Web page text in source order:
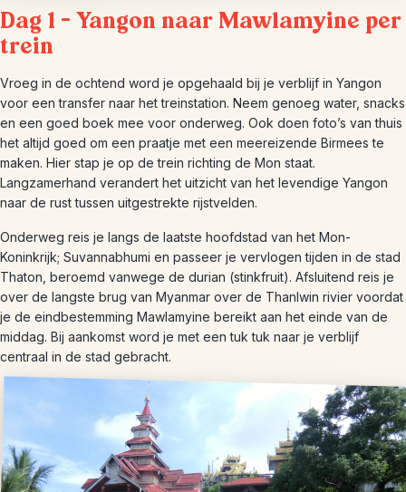
Dag 1 – Yangon naar Mawlamyine per
trein
Vroeg in de ochtend word je opgehaald bij je verblijf in Yangon
voor een transfer naar het treinstation. Neem genoeg water, snacks
en een goed boek mee voor onderweg. Ook doen foto’s van thuis
het altijd goed om een praatje met een meereizende Birmees te
maken. Hier stap je op de trein richting de Mon staat.
Langzamerhand verandert het uitzicht van het levendige Yangon
naar de rust tussen uitgestrekte rijstvelden.
Onderweg reis je langs de laatste hoofdstad van het Mon-
Koninkrijk; Suvannabhumi en passeer je vervlogen tijden in de stad
Thaton, beroemd vanwege de durian (stinkfruit). Afsluitend reis je
over de langste brug van Myanmar over de Thanlwin rivier voordat
je de eindbestemming Mawlamyine bereikt aan het einde van de
middag. Bij aankomst word je met een tuk tuk naar je verblijf
centraal in de stad gebracht.